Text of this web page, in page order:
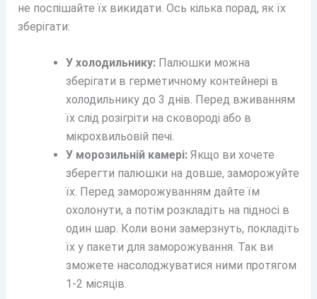
не поспішайте їх викидати. Ось кілька порад, як їх
зберігати:
У холодильнику:Палюшки можна
зберігати в герметичному контейнері в
холодильнику до 3 днів. Перед вживанням
їх слід розігріти на сковороді або в
мікрохвильовій печі.
У морозильній камері:Якщо ви хочете
зберегти палюшки на довше, заморожуйте
їх. Перед заморожуванням дайте їм
охолонути, а потім розкладіть на підносі в
один шар. Коли вони замерзнуть, покладіть
їх у пакети для заморожування. Так ви
зможете насолоджуватися ними протягом
1-2 місяців.